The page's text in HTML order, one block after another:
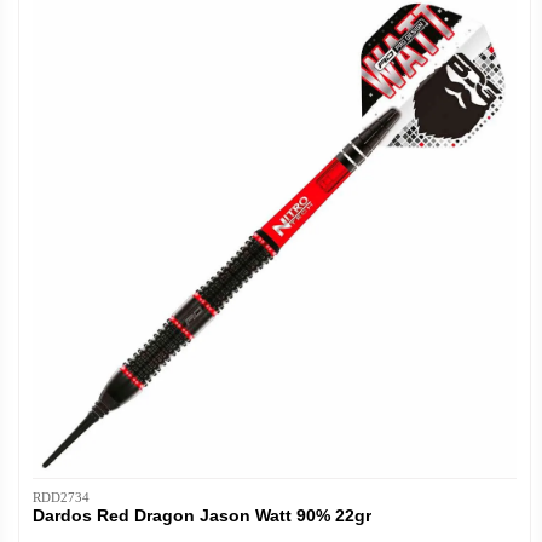
RDD2734
Dardos Red Dragon Jason Watt 90% 22gr